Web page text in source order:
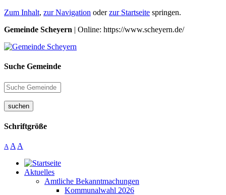
Zum Inhalt, zur Navigation oderzur Startseite springen.
Gemeinde Scheyern | Online: https://www.scheyern.de/
Suche Gemeinde
suchen
Schriftgröße
A A A
Aktuelles
Amtliche Bekanntmachungen
Kommunalwahl 2026